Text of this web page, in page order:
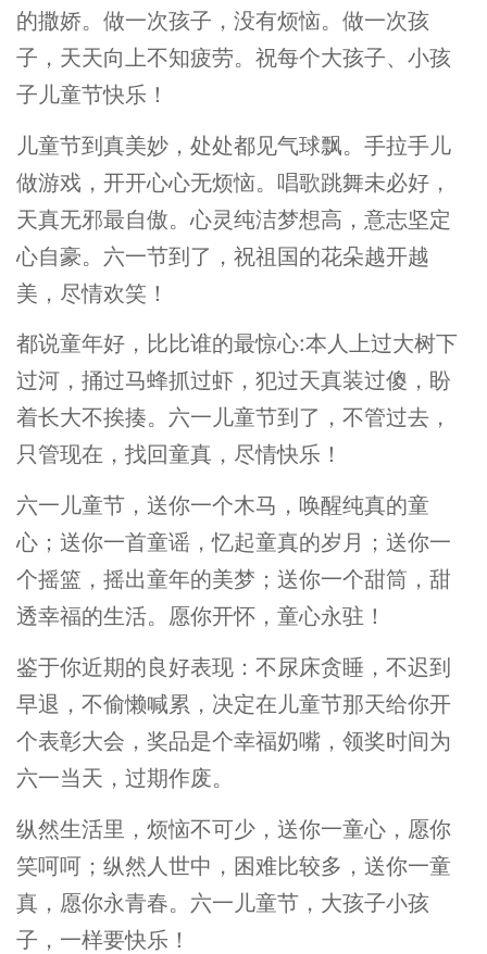
的撒娇。做一次孩子，没有烦恼。做一次孩
子，天天向上不知疲劳。祝每个大孩子、小孩
子儿童节快乐！
儿童节到真美妙，处处都见气球飘。手拉手儿
做游戏，开开心心无烦恼。唱歌跳舞未必好，
天真无邪最自傲。心灵纯洁梦想高，意志坚定
心自豪。六一节到了，祝祖国的花朵越开越
美，尽情欢笑！
都说童年好，比比谁的最惊心:本人上过大树下
过河，捅过马蜂抓过虾，犯过天真装过傻，盼
着长大不挨揍。六一儿童节到了，不管过去，
只管现在，找回童真，尽情快乐！
六一儿童节，送你一个木马，唤醒纯真的童
心；送你一首童谣，忆起童真的岁月；送你一
个摇篮，摇出童年的美梦；送你一个甜筒，甜
透幸福的生活。愿你开怀，童心永驻！
鉴于你近期的良好表现：不尿床贪睡，不迟到
早退，不偷懒喊累，决定在儿童节那天给你开
个表彰大会，奖品是个幸福奶嘴，领奖时间为
六一当天，过期作废。
纵然生活里，烦恼不可少，送你一童心，愿你
笑呵呵；纵然人世中，困难比较多，送你一童
真，愿你永青春。六一儿童节，大孩子小孩
子，一样要快乐！